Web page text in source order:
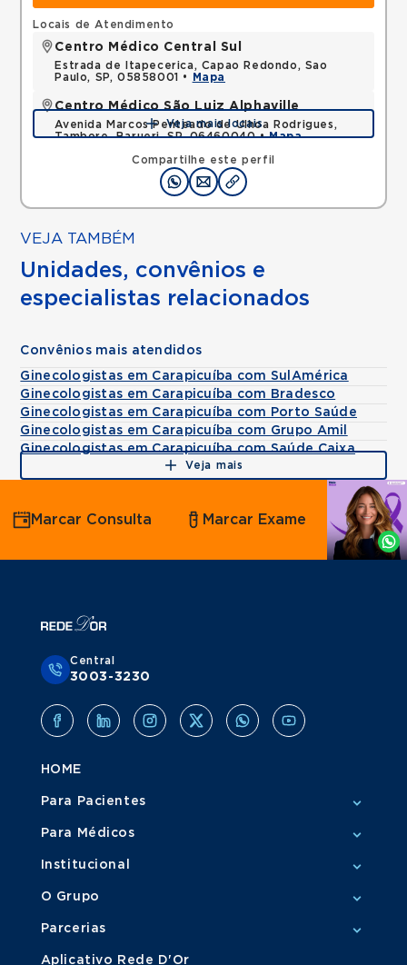
Compartilhe este perfil
Locais de Atendimento
Centro Médico Central Sul
Estrada de Itapecerica, Capao Redondo, Sao
Paulo, SP, 05858001 •
Mapa
Centro Médico São Luiz Alphaville
Avenida Marcos Penteado de Ulhoa Rodrigues,
Tambore, Barueri, SP, 06460040 •Mapa
Veja mais locais
VEJA TAMBÉM
Unidades, convênios e
especialistas relacionados
Convênios mais atendidos
Ginecologistas em Carapicuíba com SulAmérica
Ginecologistas em Carapicuíba com Bradesco
Ginecologistas em Carapicuíba com Porto Saúde
Ginecologistas em Carapicuíba com Grupo Amil
Ginecologistas em Carapicuíba com Saúde Caixa
Veja mais
Agende
por
Whatsapp
Marcar Consulta Marcar Exame
Central
3003-3230
HOME
Para Pacientes
Para Médicos
Institucional
O Grupo
Parcerias
Aplicativo Rede D'Or